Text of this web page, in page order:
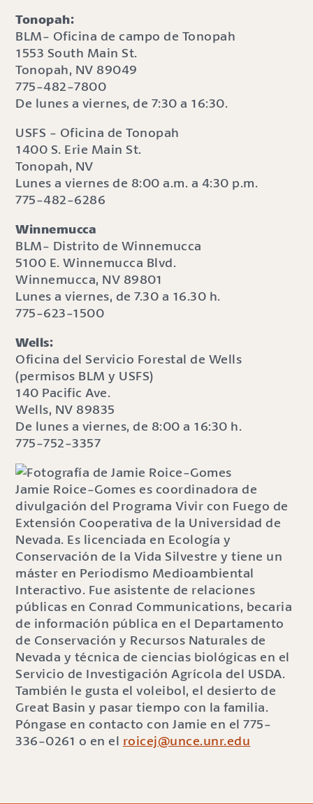
Tonopah:
BLM- Oficina de campo de Tonopah
1553 South Main St.
Tonopah, NV 89049
775-482-7800
De lunes a viernes, de 7:30 a 16:30.
USFS - Oficina de Tonopah
1400 S. Erie Main St.
Tonopah, NV
Lunes a viernes de 8:00 a.m. a 4:30 p.m.
775-482-6286
Winnemucca
BLM- Distrito de Winnemucca
5100 E. Winnemucca Blvd.
Winnemucca, NV 89801
Lunes a viernes, de 7.30 a 16.30 h.
775-623-1500
Wells:
Oficina del Servicio Forestal de Wells
(permisos BLM y USFS)
140 Pacific Ave.
Wells, NV 89835
De lunes a viernes, de 8:00 a 16:30 h.
775-752-3357
Jamie Roice-Gomes es coordinadora de
divulgación del Programa Vivir con Fuego de
Extensión Cooperativa de la Universidad de
Nevada. Es licenciada en Ecología y
Conservación de la Vida Silvestre y tiene un
máster en Periodismo Medioambiental
Interactivo. Fue asistente de relaciones
públicas en Conrad Communications, becaria
de información pública en el Departamento
de Conservación y Recursos Naturales de
Nevada y técnica de ciencias biológicas en el
Servicio de Investigación Agrícola del USDA.
También le gusta el voleibol, el desierto de
Great Basin y pasar tiempo con la familia.
Póngase en contacto con Jamie en el 775-
336-0261 o en el roicej@unce.unr.edu